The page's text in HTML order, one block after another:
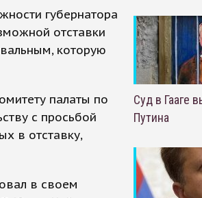
губернатора
отставки
которую
палаты по
с просьбой
в отставку,
в своем
Суд в Гааге
Путина